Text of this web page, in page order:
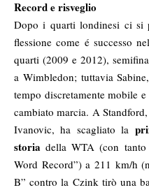
Record e risveglio
Dopo i quarti londinesi ci si
flessione come é successo
quarti (2009 e 2012),
a Wimbledon; tuttavia
tempo discretamente mobile
cambiato marcia. A
Ivanovic, ha scagliato la
storia della WTA (con tanto
Word Record”) a 211 km/h
B” contro la Czink tirò una